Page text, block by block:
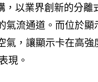
，以業界創新的分
氣流通道。而位於
氣，讓顯示卡在高
現。